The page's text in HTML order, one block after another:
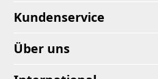
Kundenservice
Über uns